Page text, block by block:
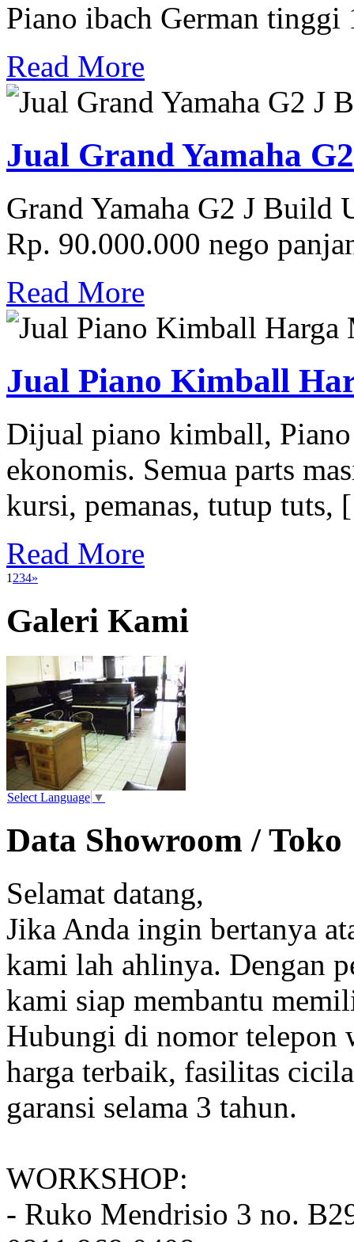
Piano ibach German tinggi
Read More
Jual Grand Yamaha
Grand Yamaha G2 J Build
Rp. 90.000.000 nego
Read More
Jual Piano Kimball
Dijual piano kimball, Piano
ekonomis. Semua parts
kursi, pemanas, tutup
Read More
1 234»
Galeri Kami
Select Language ▼
Data Showroom / Toko
Selamat datang,
Jika Anda ingin bertanya
kami lah ahlinya. Dengan
kami siap membantu
Hubungi di nomor telepon
harga terbaik, fasilitas
garansi selama 3 tahun.
WORKSHOP:
- Ruko Mendrisio 3 no.